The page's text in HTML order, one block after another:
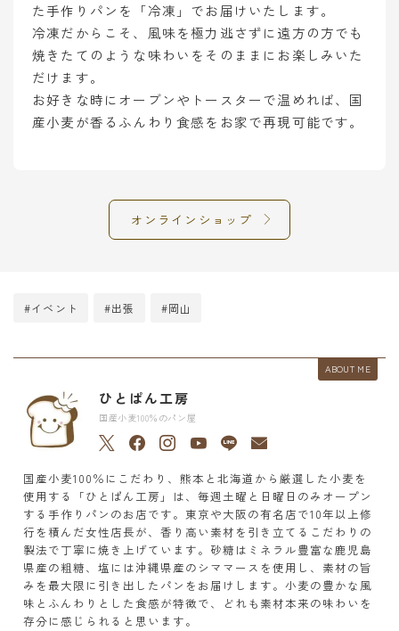
た手作りパンを「冷凍」でお届けいたします。
冷凍だからこそ、風味を極力逃さずに遠方の方でも
焼きたてのような味わいをそのままにお楽しみいた
だけます。
お好きな時にオーブンやトースターで温めれば、国
産小麦が香るふんわり食感をお家で再現可能です。
オンラインショップ
#イベント #出張 #岡山
ABOUT ME
ひとぱん工房
国産小麦100％のパン屋
国産小麦100％にこだわり、熊本と北海道から厳選した小麦を
使用する「ひとぱん工房」は、毎週土曜と日曜日のみオープン
する手作りパンのお店です。東京や大阪の有名店で10年以上修
行を積んだ女性店長が、香り高い素材を引き立てるこだわりの
製法で丁寧に焼き上げています。砂糖はミネラル豊富な鹿児島
県産の粗糖、塩には沖縄県産のシママースを使用し、素材の旨
みを最大限に引き出したパンをお届けします。小麦の豊かな風
味とふんわりとした食感が特徴で、どれも素材本来の味わいを
存分に感じられると思います。